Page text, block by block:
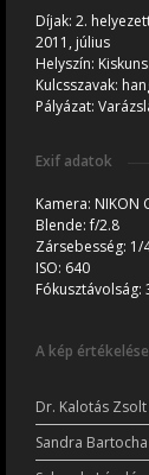
Díjak: 2.
2011, július
Helyszín:
Kulcsszavak:
Pályázat:
Exif adatok
Kamera: NIKON
Blende:f/2.8
Zársebesség: 1/
ISO: 640
Fókusztávolság:
A kép értékelése
Dr. Kalotás Zsolt
Sandra Bartocha